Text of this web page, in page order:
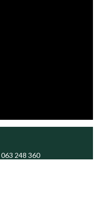
063 248 360